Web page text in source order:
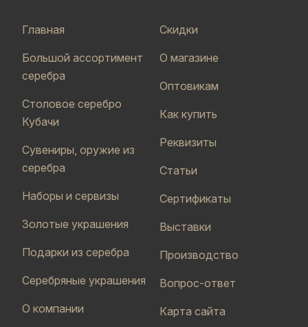
Главная
Большой ассортимент
серебра
Столовое серебро
Кубачи
Сувениры, оружие из
серебра
Наборы и сервизы
Золотые украшения
Подарки из серебра
Серебряные украшения
О компании
Скидки
О магазине
Оптовикам
Как купить
Реквизиты
Статьи
Сертификаты
Выставки
Производство
Вопрос-ответ
Карта сайта